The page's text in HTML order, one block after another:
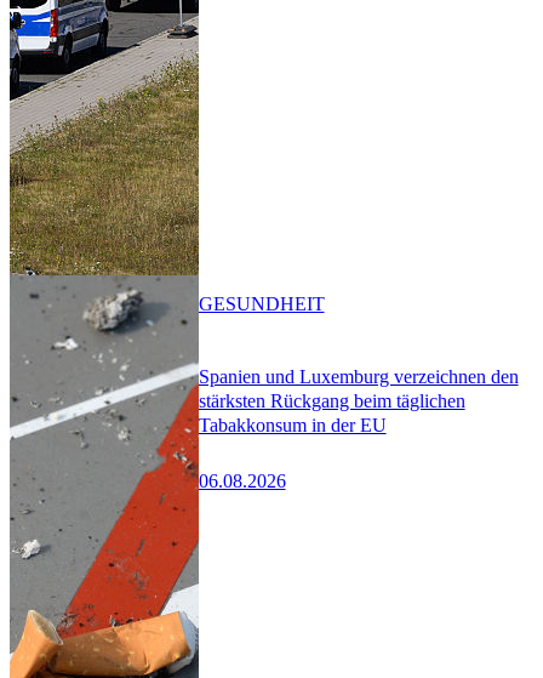
Spanien und Luxemburg verzeichnen den
stärksten Rückgang beim täglichen
Tabakkonsum in der EU
06.08.2026
GESUNDHEIT